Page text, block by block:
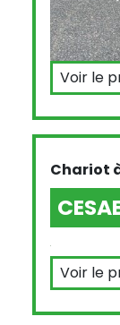
Voir le
Chariot
Voir le